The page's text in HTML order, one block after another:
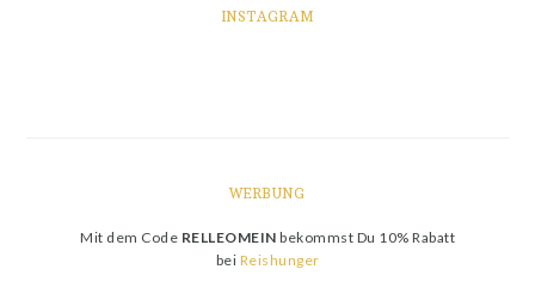
INSTAGRAM
WERBUNG
Mit dem Code RELLEOMEIN bekommst Du 10% Rabatt
bei Reishunger